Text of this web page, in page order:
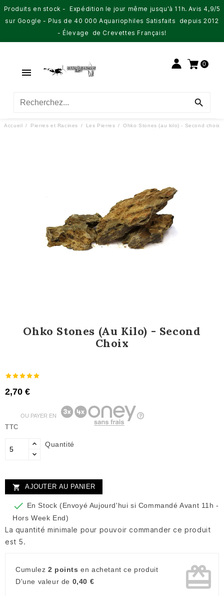
Produits en stock - Expédition le jour même jusqu'à 11h. Avis 4,9/5
sur Google - Plus de 40 000 Aquariophiles Satisfaits depuis 2012
- Élevage de Crevettes Français!

0

Accueil Pierres et Racines Les Pierres Ohko Stones (au kilo) - Second choix
Ohko Stones (au Kilo) - Second
Choix
2,70 €
TTC
OU PAYER EN
Quantité
 AJOUTER AU PANIER
 En Stock (Envoyé Aujourd'hui si Commandé Avant 11h -
Hors Week End)
La quantité minimale pour pouvoir commander ce produit
est 5.
Cumulez 2 points en achetant ce produit
D'une valeur de 0,40 € card_giftcard